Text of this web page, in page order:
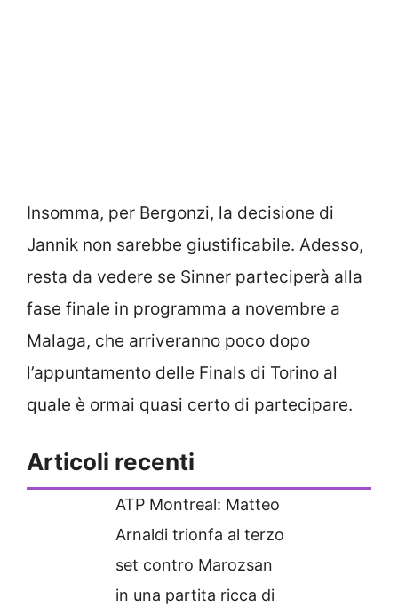
Insomma, per Bergonzi, la decisione di
Jannik non sarebbe giustificabile. Adesso,
resta da vedere se Sinner parteciperà alla
fase finale in programma a novembre a
Malaga, che arriveranno poco dopo
l’appuntamento delle Finals di Torino al
quale è ormai quasi certo di partecipare.
Articoli recenti
ATP Montreal: Matteo
Arnaldi trionfa al terzo
set contro Marozsan
in una partita ricca di